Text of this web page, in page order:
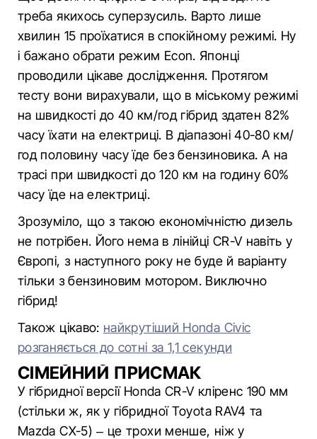
треба якихось суперзусиль. Варто лише
хвилин 15 проїхатися в спокійному режимі. Ну
і бажано обрати режим Econ. Японці
проводили цікаве дослідження. Протягом
тесту вони вирахували, що в міському режимі
на швидкості до 40 км/год гібрид здатен 82%
часу їхати на електриці. В діапазоні 40-80 км/
год половину часу їде без бензиновика. А на
трасі при швидкості до 120 км на годину 60%
часу їде на електриці.
Зрозуміло, що з такою економічністю дизель
не потрібен. Його нема в лінійці CR-V навіть у
Європі, з наступного року не буде й варіанту
тільки з бензиновим мотором. Виключно
гібрид!
Також цікаво: найкрутіший Honda Civic
розганяється до сотні за 1,1 секунди
СІМЕЙНИЙ ПРИСМАК
У гібридної версії Honda CR-V кліренс 190 мм
(стільки ж, як у гібридної Toyota RAV4 та
Mazda СХ-5) – це трохи менше, ніж у